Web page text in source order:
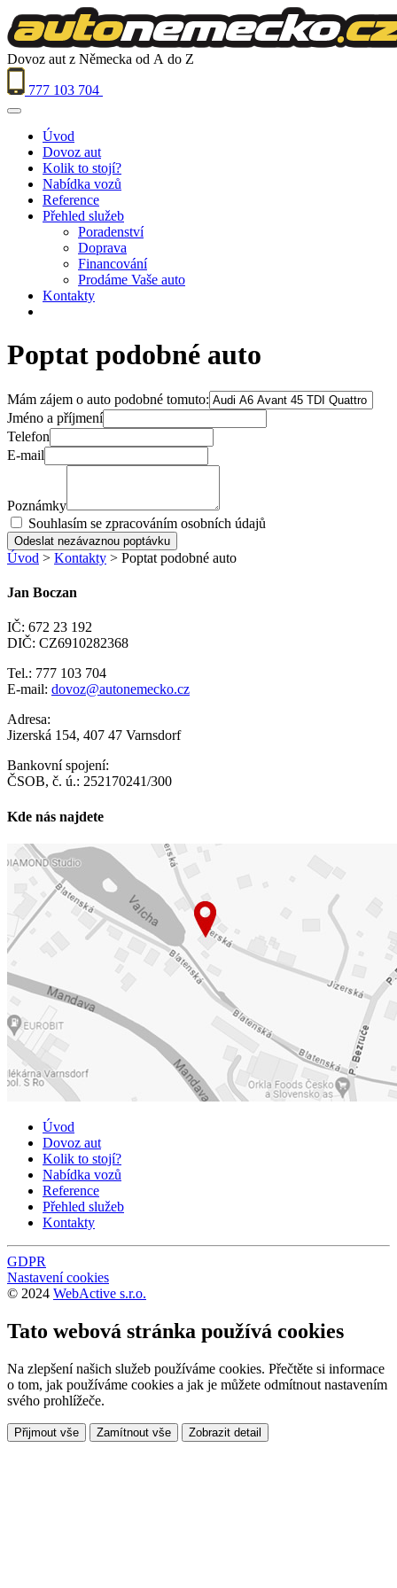
Dovoz aut z Německa od A do Z
777 103 704
Úvod
Dovoz aut
Kolik to stojí?
Nabídka vozů
Reference
Přehled služeb
Poradenství
Doprava
Financování
Prodáme Vaše auto
Kontakty
Poptat podobné auto
Mám zájem o auto podobné tomuto:
Jméno a příjmení
Telefon
E-mail
Poznámky
Souhlasím se zpracováním osobních údajů
Odeslat nezávaznou poptávku
Úvod > Kontakty > Poptat podobné auto
Jan Boczan
IČ: 672 23 192
DIČ: CZ6910282368
Tel.: 777 103 704
E-mail: dovoz@autonemecko.cz
Adresa:
Jizerská 154, 407 47 Varnsdorf
Bankovní spojení:
ČSOB, č. ú.: 252170241/300
Kde nás najdete
Úvod
Dovoz aut
Kolik to stojí?
Nabídka vozů
Reference
Přehled služeb
Kontakty
GDPR
Nastavení cookies
© 2024 WebActive s.r.o.
Tato webová stránka používá cookies
Na zlepšení našich služeb používáme cookies. Přečtěte si informace
o tom, jak používáme cookies a jak je můžete odmítnout nastavením
svého prohlížeče.
Přijmout vše Zamítnout vše Zobrazit detail